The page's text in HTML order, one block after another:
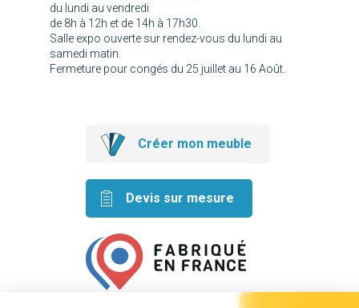
du lundi au vendredi
de 8h à 12h et de 14h à 17h30.
Salle expo ouverte sur rendez-vous du lundi au
samedi matin.
Fermeture pour congés du 25 juillet au 16 Août.
Créer mon meuble
Devis sur mesure